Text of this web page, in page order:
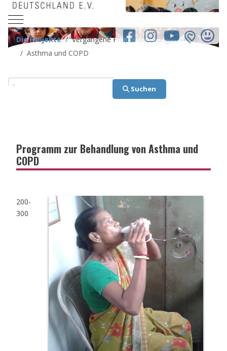
Mobile Menu Toggle
Die Projekte
Vergangene Projektförderungen
Asthma und COPD
Suchen
Suchen
Programm zur Behandlung von Asthma und
COPD
200-
300